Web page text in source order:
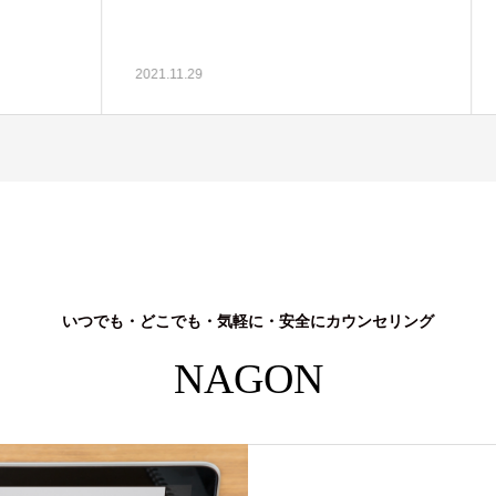
2021.11.29
いつでも・どこでも・気軽に・安全にカウンセリング
NAGON